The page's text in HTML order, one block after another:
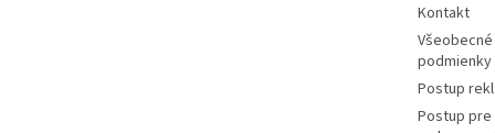
Kontakt
podmienky
Postup
Postup